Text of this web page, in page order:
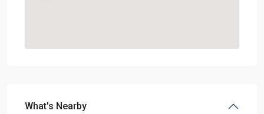
What's Nearby